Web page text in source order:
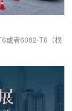
或者6082-T6（根